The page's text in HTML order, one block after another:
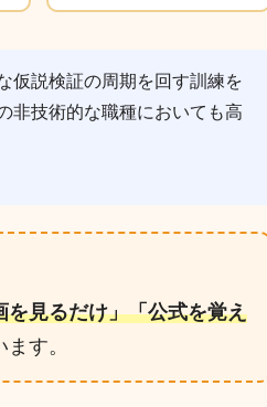
仮説検証の周期を回す訓練を
非技術的な職種においても高
を見るだけ」「公式を覚え
す。